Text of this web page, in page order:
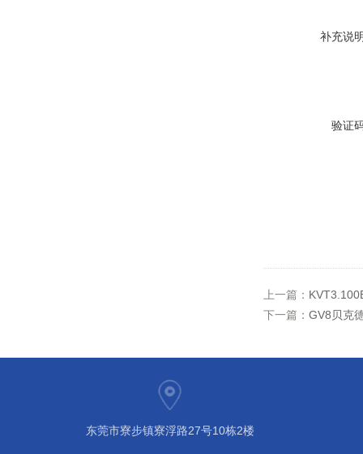
补充说
验证
上一篇：
下一篇： GV8贝克
东莞市寮步镇寮浮路27号10栋2楼